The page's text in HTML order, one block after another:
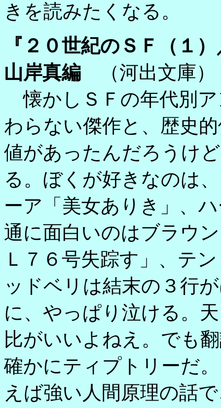
きを読みたくなる。
『２０世紀のＳＦ（１
山岸真編 （河出文庫）
懐かしＳＦの年代別
わらない傑作と、歴史
値があったんだろうけ
る。ぼくが好きなのは
ーア「美女ありき」、
通に面白いのはブラウ
Ｌ７６号失踪す」、テ
ッドベリは結末の３行
に、やっぱり泣ける。
比がいいよねえ。でも
確かにティプトリーだ
えば強い人間原理の話